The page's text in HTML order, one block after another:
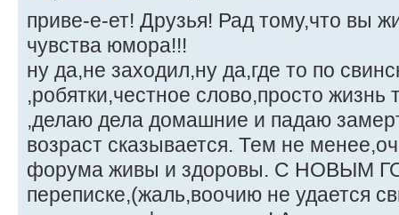
приве-е-ет! Друзья! Рад тому,что вы
чувства юмора!!!
ну да,не заходил,ну да,где то по
,робятки,честное слово,просто жизнь
,делаю дела домашние и падаю
возраст сказывается. Тем не
форума живы и здоровы. С НОВЫМ
переписке,(жаль,воочию не удается